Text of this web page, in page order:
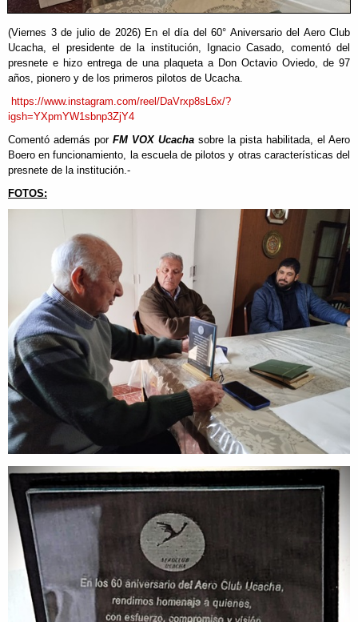
(Viernes 3 de julio de 2026) En el día del 60° Aniversario del Aero Club
Ucacha, el presidente de la institución, Ignacio Casado, comentó del
presnete e hizo entrega de una plaqueta a Don Octavio Oviedo, de 97
años, pionero y de los primeros pilotos de Ucacha.
https://www.instagram.com/reel/DaVrxp8sL6x/?
igsh=YXpmYW1sbnp3ZjY4
Comentó además por FM VOX Ucacha sobre la pista habilitada, el Aero
Boero en funcionamiento, la escuela de pilotos y otras características del
presnete de la institución.-
FOTOS: